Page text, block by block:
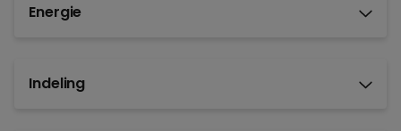
Energie
Indeling